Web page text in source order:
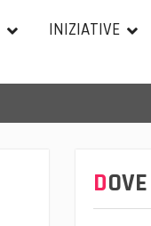
INIZIATIVE